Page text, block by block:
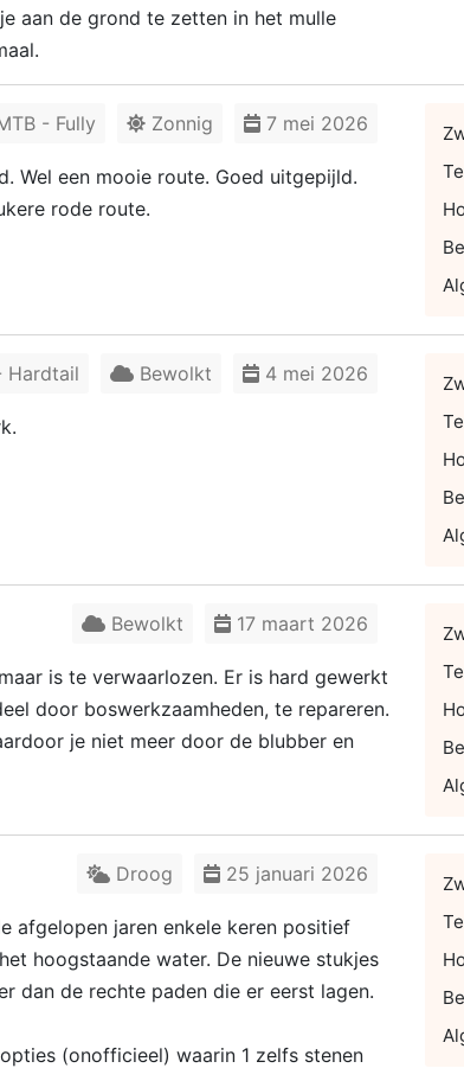
aan de grond te zetten in het mulle
7 mei 2026
Zonnig
- Fully
Wel een mooie route. Goed uitgepijld.
rode route.
4 mei 2026
Bewolkt
Hardtail
17 maart 2026
Bewolkt
is te verwaarlozen. Er is hard gewerkt
door boswerkzaamheden, te repareren.
je niet meer door de blubber en
25 januari 2026
Droog
afgelopen jaren enkele keren positief
hoogstaande water. De nieuwe stukjes
dan de rechte paden die er eerst lagen.
(onofficieel) waarin 1 zelfs stenen